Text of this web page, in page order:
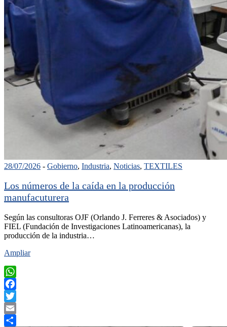
28/07/2026 - Gobierno, Industria, Noticias, TEXTILES
Los números de la caída en la producción
manufacuturera
Según las consultoras OJF (Orlando J. Ferreres & Asociados) y
FIEL (Fundación de Investigaciones Latinoamericanas), la
producción de la industria…
Ampliar
WhatsApp
Facebook
Twitter
Email